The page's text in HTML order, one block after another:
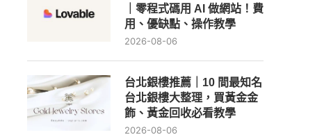
｜零程式碼用 AI 做網站！費
用、優缺點、操作教學
2026-08-06
台北銀樓推薦｜10 間最知名
台北銀樓大整理，買黃金金
飾、黃金回收必看教學
2026-08-06